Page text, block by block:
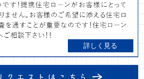
詳しく見る